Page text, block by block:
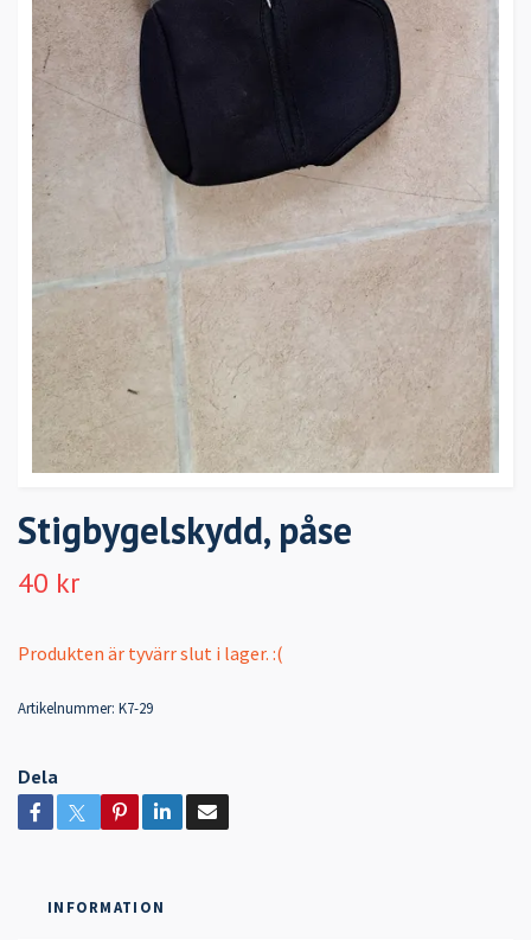
Stigbygelskydd, påse
40 kr
Produkten är tyvärr slut i lager. :(
Artikelnummer: K7-29
Dela
INFORMATION